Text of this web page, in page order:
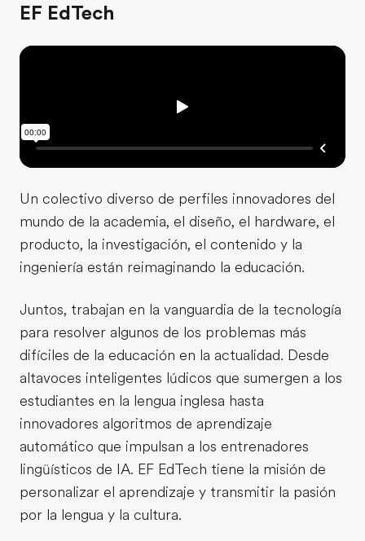
EF EdTech
Un colectivo diverso de perfiles innovadores del
mundo de la academia, el diseño, el hardware, el
producto, la investigación, el contenido y la
ingeniería están reimaginando la educación.
Juntos, trabajan en la vanguardia de la tecnología
para resolver algunos de los problemas más
difíciles de la educación en la actualidad. Desde
altavoces inteligentes lúdicos que sumergen a los
estudiantes en la lengua inglesa hasta
innovadores algoritmos de aprendizaje
automático que impulsan a los entrenadores
lingüísticos de IA. EF EdTech tiene la misión de
personalizar el aprendizaje y transmitir la pasión
por la lengua y la cultura.